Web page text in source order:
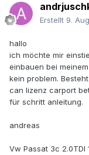
Erstellt 9.
hallo
ich möchte mir
einbauen bei
kein problem.
can lizenz carport
für schritt anleitung.
andreas
Vw Passat 3c 2.0TDI